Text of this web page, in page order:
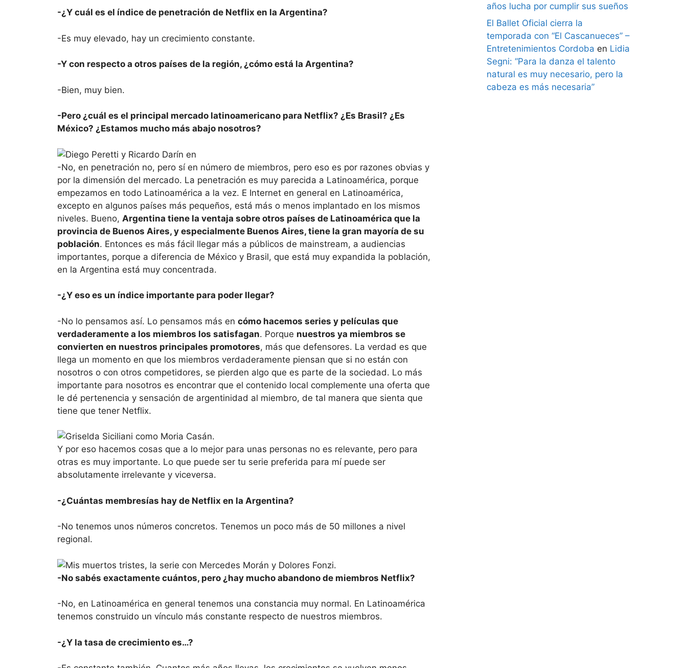
-¿Y cuál es el índice de penetración de Netflix en la Argentina?
-Es muy elevado, hay un crecimiento constante.
-Y con respecto a otros países de la región, ¿cómo está la Argentina?
-Bien, muy bien.
-Pero ¿cuál es el principal mercado latinoamericano para Netflix? ¿Es Brasil? ¿Es
México? ¿Estamos mucho más abajo nosotros?
-No, en penetración no, pero sí en número de miembros, pero eso es por razones obvias y
por la dimensión del mercado. La penetración es muy parecida a Latinoamérica, porque
empezamos en todo Latinoamérica a la vez. E Internet en general en Latinoamérica,
excepto en algunos países más pequeños, está más o menos implantado en los mismos
niveles. Bueno, Argentina tiene la ventaja sobre otros países de Latinoamérica que la
provincia de Buenos Aires, y especialmente Buenos Aires, tiene la gran mayoría de su
población. Entonces es más fácil llegar más a públicos de mainstream, a audiencias
importantes, porque a diferencia de México y Brasil, que está muy expandida la población,
en la Argentina está muy concentrada.
-¿Y eso es un índice importante para poder llegar?
-No lo pensamos así. Lo pensamos más en cómo hacemos series y películas que
verdaderamente a los miembros los satisfagan. Porque nuestros ya miembros se
convierten en nuestros principales promotores, más que defensores. La verdad es que
llega un momento en que los miembros verdaderamente piensan que si no están con
nosotros o con otros competidores, se pierden algo que es parte de la sociedad. Lo más
importante para nosotros es encontrar que el contenido local complemente una oferta que
le dé pertenencia y sensación de argentinidad al miembro, de tal manera que sienta que
tiene que tener Netflix.
Y por eso hacemos cosas que a lo mejor para unas personas no es relevante, pero para
otras es muy importante. Lo que puede ser tu serie preferida para mí puede ser
absolutamente irrelevante y viceversa.
-¿Cuántas membresías hay de Netflix en la Argentina?
-No tenemos unos números concretos. Tenemos un poco más de 50 millones a nivel
regional.
-No sabés exactamente cuántos, pero ¿hay mucho abandono de miembros Netflix?
-No, en Latinoamérica en general tenemos una constancia muy normal. En Latinoamérica
tenemos construido un vínculo más constante respecto de nuestros miembros.
-¿Y la tasa de crecimiento es…?
años lucha por cumplir sus sueños
El Ballet Oficial cierra la
temporada con “El Cascanueces” –
Entretenimientos Cordoba en Lidia
Segni: “Para la danza el talento
natural es muy necesario, pero la
cabeza es más necesaria”